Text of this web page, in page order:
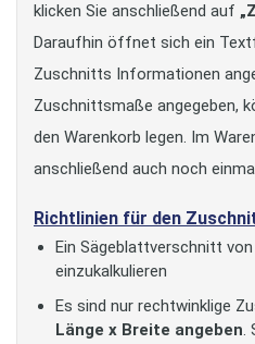
klicken Sie anschließend auf
Daraufhin öffnet sich ein
Zuschnitts Informationen
Zuschnittsmaße angegeben,
den Warenkorb legen. Im
anschließend auch noch
Richtlinien für den
Ein Sägeblattverschnitt
einzukalkulieren
Es sind nur rechtwinklige
Länge x Breite angeben.